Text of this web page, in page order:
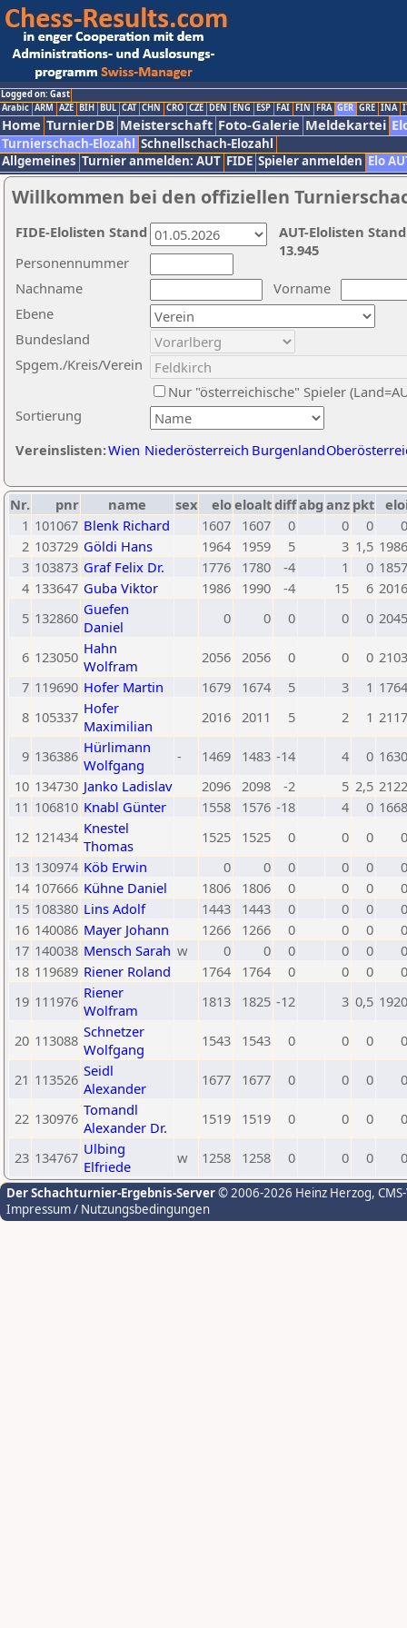
Logged on: Gast
Arabic ARM AZE BIH BUL CAT CHN CRO CZE DEN ENG ESP FAI FIN FRA GER GRE INA
Home TurnierDB Meisterschaft Foto-Galerie Meldekartei
Turnierschach-Elozahl Schnellschach-Elozahl
Allgemeines Turnier anmelden: AUT FIDE Spieler anmelden Elo
Willkommen bei den offiziellen
Nachname
Vorname
Ebene
Sortierung
Personennummer
Bundesland
Spgem./Kreis/Verein
Nur "österreichische" Spieler
Vereinslisten:Wien Niederösterreich Burgenland
AUT-Elolisten
13.945
FIDE-Elolisten Stand
Nr. pnr name sex eloeloaltdiffabg anz pkt
1 101067 Blenk Richard 1607 1607 0 0 0
0
2 103729 Göldi Hans 1964 1959 5 3 1,5 1986
3 103873 Graf Felix Dr. 1776 1780 -4 1 0 1857
4 133647 Guba Viktor 1986 1990 -4 15 6 2016
5 132860 Guefen
Daniel
0 0 0 0 0 2045
6 123050 Hahn
Wolfram
2056 2056 0 0 0 2103
7 119690 Hofer Martin 1679 1674 5 3 1 1764
8 105337 Hofer
Maximilian
2016 2011 5 2 1 2117
9 136386 Hürlimann
Wolfgang
- 1469 1483 -14 4 0 1630
10 134730 Janko Ladislav 2096 2098 -2 5 2,5 2122
11 106810 Knabl Günter 1558 1576 -18 4 0 1668
12 121434 Knestel
Thomas
1525 1525 0 0 0
0
13 130974 Köb Erwin 0 0 0 0 0
0
14 107666 Kühne Daniel 1806 1806 0 0 0
0
15 108380 Lins Adolf 1443 1443 0 0 0
0
16 140086 Mayer Johann 1266 1266 0 0 0
0
17 140038 Mensch Sarah w 0 0 0 0 0
0
18 119689 Riener Roland 1764 1764 0 0 0
0
19 111976 Riener
Wolfram
1813 1825 -12 3 0,5 1920
20 113088 Schnetzer
Wolfgang
1543 1543 0 0 0 0
21 113526 Seidl
Alexander
1677 1677 0 0 0 0
22 130976 Tomandl
Alexander Dr.
1519 1519 0 0 0 0
23 134767 Ulbing
Elfriede
w 1258 1258 0 0 0 0
Der Schachturnier-Ergebnis-Server© 2006-2026 Heinz Herzog,
Impressum / Nutzungsbedingungen